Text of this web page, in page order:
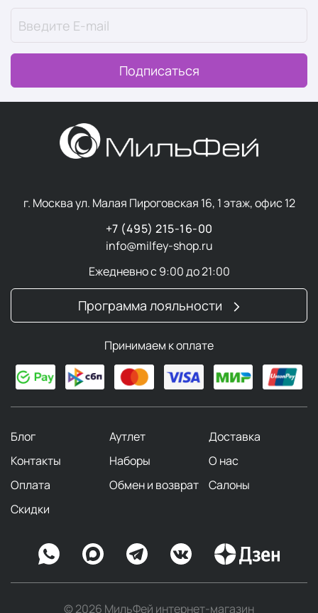
Подписаться
г. Москва ул. Малая Пироговская 16, 1 этаж, офис 12
+7 (495) 215-16-00
info@milfey-shop.ru
Ежедневно с 9:00 до 21:00
Программа лояльности
Принимаем к оплате
Блог Аутлет
Доставка
Контакты
Наборы
О нас
Оплата
Обмен и возврат
Салоны
Скидки
© 2026 МильФей интернет-магазин